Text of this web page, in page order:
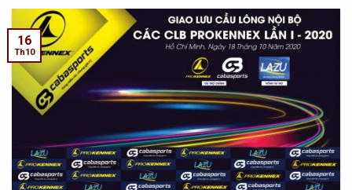
16
Th10